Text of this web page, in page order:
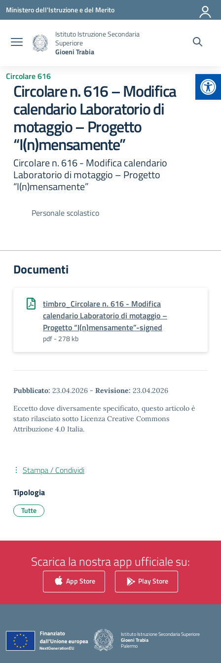
Vai ai contenuti
Vai al menu di navigazione
Vai al footer
Ministero dell'Istruzione e del Merito
Istituto Istruzione Secondaria
Superiore
Gioeni Trabia
Circolare 616
Circolare n. 616 – Modifica
calendario Laboratorio di
motaggio – Progetto
“I(n)mensamente”
Circolare n. 616 - Modifica calendario
Laboratorio di motaggio – Progetto
“I(n)mensamente”
Personale scolastico
Documenti
timbro_Circolare n. 616 - Modifica
calendario Laboratorio di motaggio –
Progetto “I(n)mensamente”-signed
pdf - 278 kb
Pubblicato: 23.04.2026 - Revisione: 23.04.2026
Eccetto dove diversamente specificato, questo articolo è
stato rilasciato sotto Licenza Creative Commons
Attribuzione 4.0 Italia.
Stampa / Condividi
Tipologia
Tutte
Scarica la nostra app ufficiale su:
App Store Play Store
Istituto Istruzione Secondaria Superiore
Gioeni Trabia
Palermo